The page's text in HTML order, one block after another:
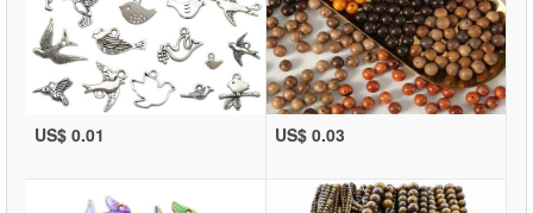
US$ 0.01 US$ 0.03